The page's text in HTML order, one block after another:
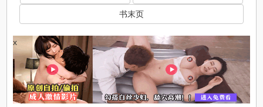
书末页
x